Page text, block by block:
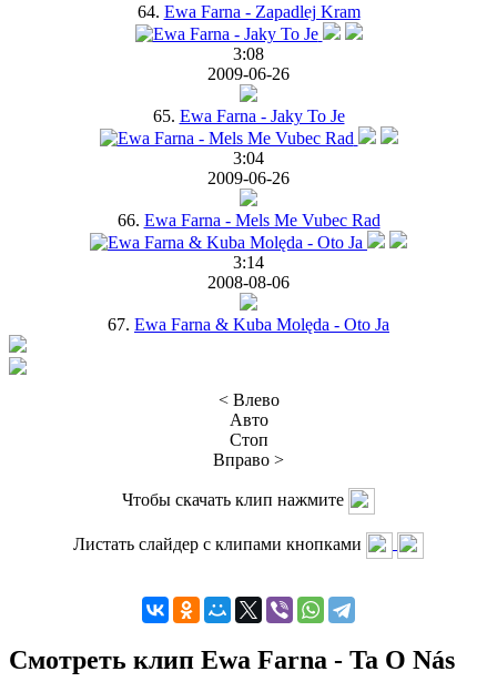
64. Ewa Farna - Zapadlej Kram
3:08
2009-06-26
65. Ewa Farna - Jaky To Je
3:04
2009-06-26
66. Ewa Farna - Mels Me Vubec Rad
3:14
2008-08-06
67. Ewa Farna & Kuba Molęda - Oto Ja
< Влево
Авто
Стоп
Вправо >
Чтобы скачать клип нажмите
Листать слайдер с клипами кнопками
Смотреть клип Ewa Farna - Ta O Nás